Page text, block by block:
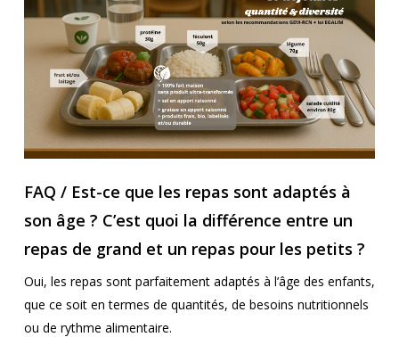
FAQ / Est-ce que les repas sont adaptés à
son âge ? C’est quoi la différence entre un
repas de grand et un repas pour les petits ?
Oui, les repas sont parfaitement adaptés à l’âge des enfants,
que ce soit en termes de quantités, de besoins nutritionnels
ou de rythme alimentaire.